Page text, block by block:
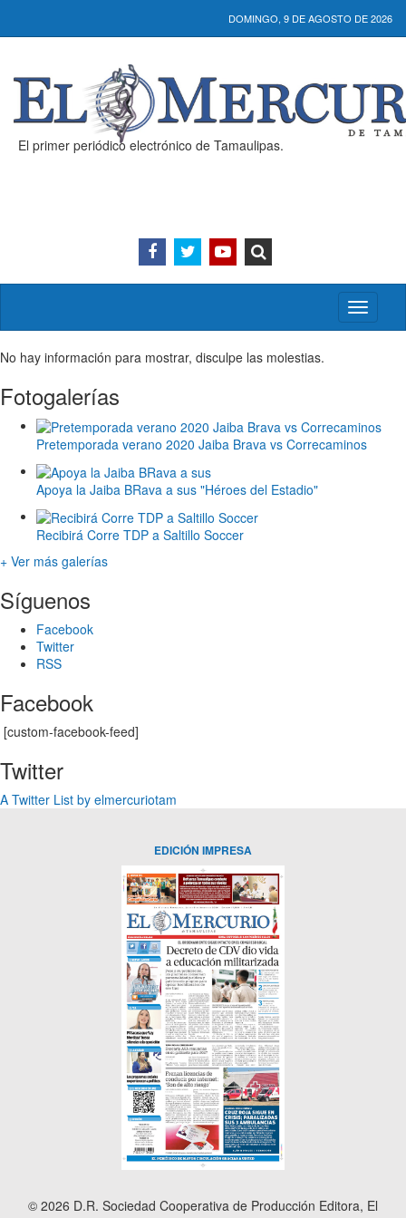
DOMINGO, 9 DE AGOSTO DE 2026
El primer periódico electrónico de Tamaulipas.
Activar/
menú
No hay información para mostrar, disculpe las molestias.
Fotogalerías
Pretemporada verano 2020 Jaiba Brava vs Correcaminos
Apoya la Jaiba BRava a sus "Héroes del Estadio"
Recibirá Corre TDP a Saltillo Soccer
+ Ver más galerías
Síguenos
Facebook
Twitter
RSS
Facebook
[custom-facebook-feed]
Twitter
A Twitter List by elmercuriotam
EDICIÓN IMPRESA
© 2026 D.R. Sociedad Cooperativa de Producción Editora, El